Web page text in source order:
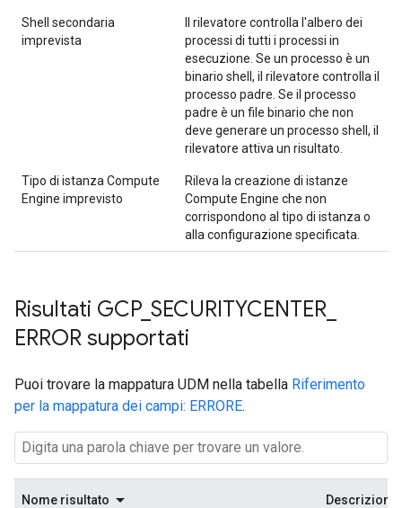
Shell secondaria
imprevista
Il rilevatore controlla l'albero dei
processi di tutti i processi in
esecuzione. Se un processo è un
binario shell, il rilevatore controlla il
processo padre. Se il processo
padre è un file binario che non
deve generare un processo shell, il
rilevatore attiva un risultato.
Tipo di istanza Compute
Engine imprevisto
Rileva la creazione di istanze
Compute Engine che non
corrispondono al tipo di istanza o
alla configurazione specificata.
Risultati GCP_ SECURITYCENTER
ERROR supportati
Puoi trovare la mappatura UDM nella tabella Riferimento
per la mappatura dei campi: ERRORE.
Nome risultato Descrizione